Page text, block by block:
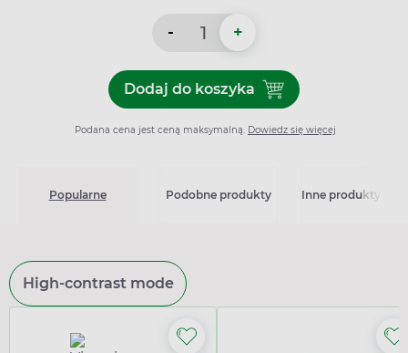
- +
Dodaj do koszykaDodaj do koszyka
Podana cena jest ceną maksymalną. Dowiedz się więcej
Popularne Podobne produkty Inne produkty z
High-contrast mode